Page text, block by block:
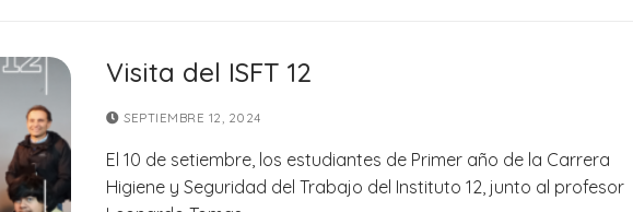
Visita del ISFT 12
SEPTIEMBRE 12, 2024
El 10 de setiembre, los estudiantes de Primer año de la Carrera
Higiene y Seguridad del Trabajo del Instituto 12, junto al profesor